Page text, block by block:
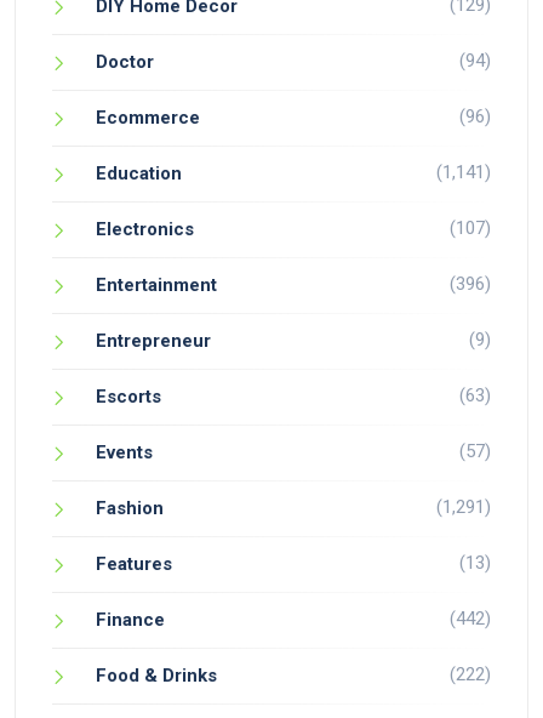
DIY Home Decor (129)
Doctor (94)
Ecommerce (96)
Education (1,141)
Electronics (107)
Entertainment (396)
Entrepreneur (9)
Escorts (63)
Events (57)
Fashion (1,291)
Features (13)
Finance (442)
Food & Drinks (222)